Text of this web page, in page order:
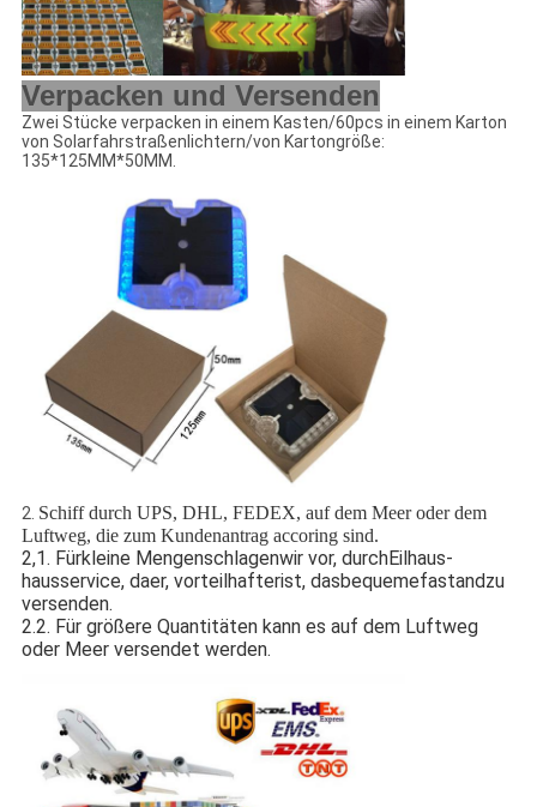
Verpacken und Versenden
Zwei Stücke verpacken in einem Kasten/60pcs in einem Karton
von Solarfahrstraßenlichtern/von Kartongröße:
135*125MM*50MM.
2. Schiff durch UPS, DHL, FEDEX, auf dem Meer oder dem
Luftweg, die zum Kundenantrag accoring sind.
2,1. Fürkleine Mengenschlagenwir vor, durchEilhaus-
hausservice, daer, vorteilhafterist, dasbequemefastandzu
versenden.
2.2. Für größere Quantitäten kann es auf dem Luftweg
oder Meer versendet werden.